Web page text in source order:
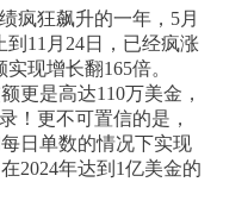
疯狂飙升的一年，5月
11月24日，已经疯涨
现增长翻165倍。
更是高达110万美金，
！更不可置信的是，
日单数的情况下实现
2024年达到1亿美金的